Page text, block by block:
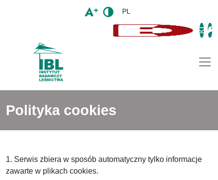
PL
Polityka cookies
1. Serwis zbiera w sposób automatyczny tylko informacje
zawarte w plikach cookies.